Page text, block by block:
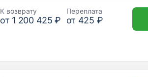
К возврату
от 1 200 425 ₽
Переплата
от 425 ₽